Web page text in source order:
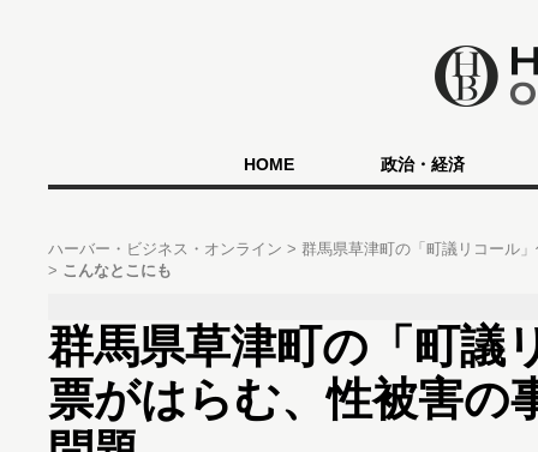
HOME 政治・経済
ハーバー・ビジネス・オンライン
群馬県草津町の「町議リコール
こんなとこにも
群馬県草津町の「町議
票がはらむ、性被害の